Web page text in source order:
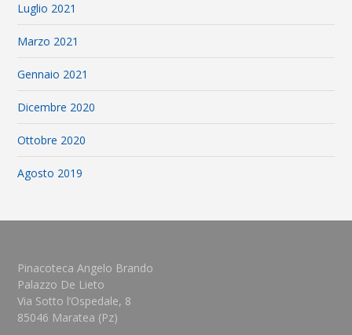
Luglio 2021
Marzo 2021
Gennaio 2021
Dicembre 2020
Ottobre 2020
Agosto 2019
Pinacoteca Angelo Brando
Palazzo De Lieto
Via Sotto l’Ospedale, 8
85046 Maratea (Pz)